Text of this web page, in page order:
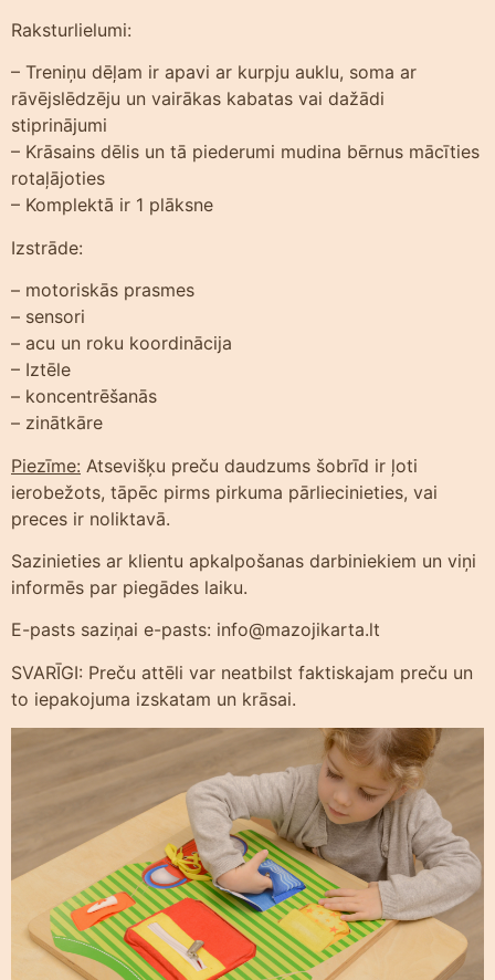
Raksturlielumi:
– Treniņu dēļam ir apavi ar kurpju auklu, soma ar
rāvējslēdzēju un vairākas kabatas vai dažādi
stiprinājumi
– Krāsains dēlis un tā piederumi mudina bērnus mācīties
rotaļājoties
– Komplektā ir 1 plāksne
Izstrāde:
– motoriskās prasmes
– sensori
– acu un roku koordinācija
– Iztēle
– koncentrēšanās
– zinātkāre
Piezīme: Atsevišķu preču daudzums šobrīd ir ļoti
ierobežots, tāpēc pirms pirkuma pārliecinieties, vai
preces ir noliktavā.
Sazinieties ar klientu apkalpošanas darbiniekiem un viņi
informēs par piegādes laiku.
E-pasts saziņai e-pasts: info@mazojikarta.lt
SVARĪGI: Preču attēli var neatbilst faktiskajam preču un
to iepakojuma izskatam un krāsai.